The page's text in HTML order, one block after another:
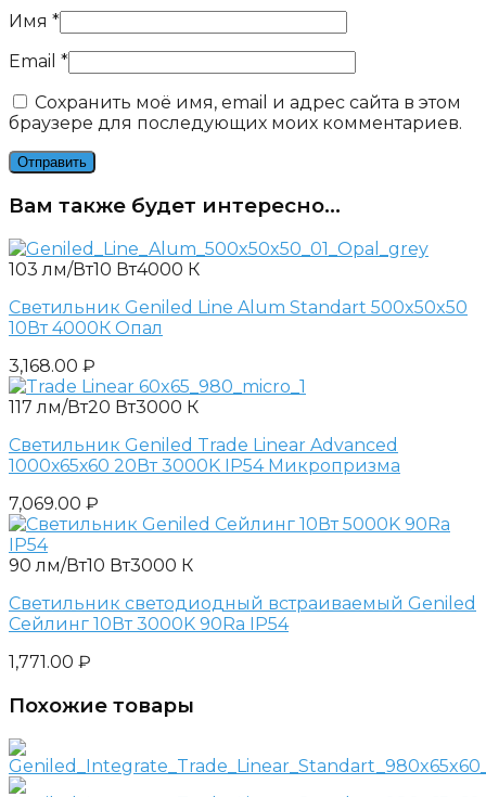
Имя *
Email *
Сохранить моё имя, email и адрес сайта в этом
браузере для последующих моих комментариев.
Вам также будет интересно…
103 лм/Вт10 Вт4000 К
Светильник Geniled Line Alum Standart 500x50x50
10Вт 4000К Опал
3,168.00 ₽
117 лм/Вт20 Вт3000 К
Светильник Geniled Trade Linear Advanced
1000х65х60 20Вт 3000K IP54 Микропризма
7,069.00 ₽
90 лм/Вт10 Вт3000 К
Светильник светодиодный встраиваемый Geniled
Сейлинг 10Вт 3000K 90Ra IP54
1,771.00 ₽
Похожие товары